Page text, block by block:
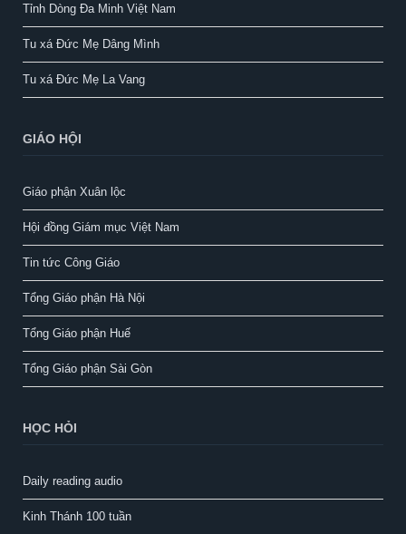
Tỉnh Dòng Đa Minh Việt Nam
Tu xá Đức Mẹ Dâng Mình
Tu xá Đức Mẹ La Vang
GIÁO HỘI
Giáo phận Xuân lộc
Hội đồng Giám mục Việt Nam
Tin tức Công Giáo
Tổng Giáo phận Hà Nội
Tổng Giáo phận Huế
Tổng Giáo phận Sài Gòn
HỌC HỎI
Daily reading audio
Kinh Thánh 100 tuần